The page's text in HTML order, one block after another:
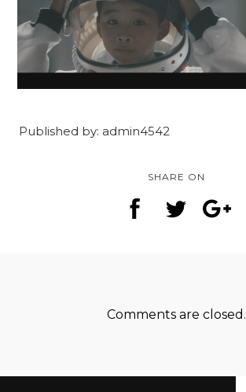
Published by: admin4542
SHARE ON
Comments are closed.